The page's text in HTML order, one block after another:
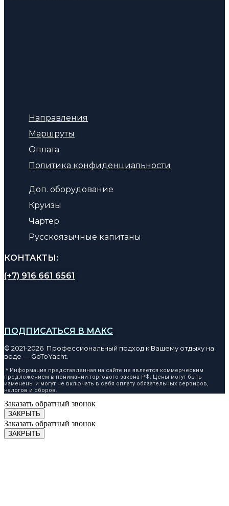
Направления
Маршруты
Оплата
Политика конфиденциальности
Доп. оборудование
Круизы
Чартер
Русскоязычные капитаны
КОНТАКТЫ:
(+7) 916 661 6561
ПОДПИСАТЬСЯ В МАКС
© 2021-2026 Профессиональный подход к Вашему отдыху на
воде — GoToYacht.
* Информация представленная на сайте не является коммерческим
предложением в понимании торгового закона РФ. Цены могут быть
изменены и могут не включать в себя оплату обязательных сервисов,
налогов и сборов.
Заказать обратный звонок
ЗАКРЫТЬ
Заказать обратный звонок
ЗАКРЫТЬ